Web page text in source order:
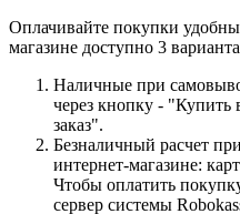
Оплачивайте покупки
магазине доступно 3
Наличные при
через кнопку -
заказ".
Безналичный расчет
интернет-магазине:
Чтобы оплатить
сервер системы